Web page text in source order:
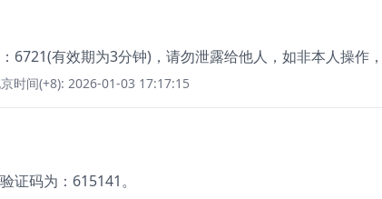
6721(有效期为3分钟)，请勿泄露给他人，如非本人操作
时间(+8): 2026-01-03 17:17:15
证码为：615141。